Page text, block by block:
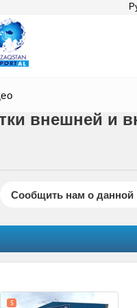
внешней и
Сообщить нам о данной
5